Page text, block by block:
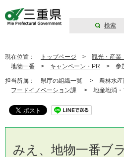
検索
現在位置： トップページ > 観光・産業
地物一番 > キャンペーン・PR > 参
担当所属： 県庁の組織一覧 > 農林水
フードイノベーション課 > 地産地消
みえ、地物一番ブ